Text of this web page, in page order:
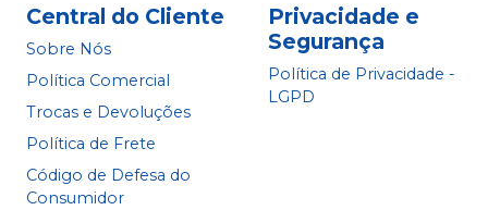
Central do Cliente
Sobre Nós
Política Comercial
Trocas e Devoluções
Política de Frete
Código de Defesa do
Consumidor
Privacidade e
Segurança
Política de Privacidade -
LGPD